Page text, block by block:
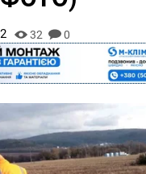
32 0